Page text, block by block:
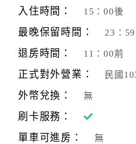
滿
度
訂
單
理
入住時間： 15：00後
最晚保留時間： 23：59
退房時間： 11：00前
正式對外營業： 民國
外幣兌換： 無
刷卡服務：
單車可進房：
無